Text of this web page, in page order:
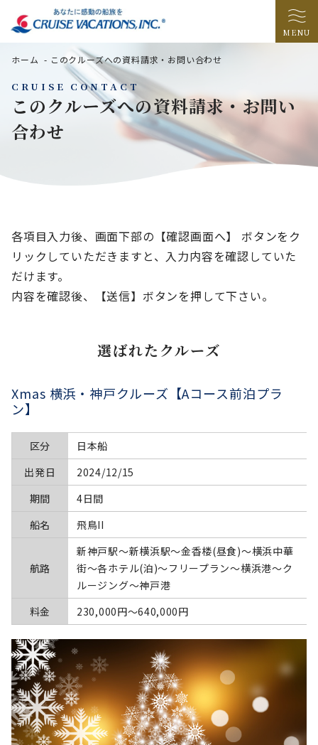
MENU
CRUISE CONTACT
このクルーズへの資料請求・お問い
合わせ
ホーム - このクルーズへの資料請求・お問い合わせ
各項目入力後、画面下部の【確認画面へ】 ボタンをク
リックしていただきますと、入力内容を確認していた
だけます。
内容を確認後、【送信】ボタンを押して下さい。
選ばれたクルーズ
Xmas 横浜・神戸クルーズ【Aコース前泊プラ
ン】
区分
日本船
出発日
2024/12/15
期間
4日間
船名
飛鳥II
航路
新神戸駅～新横浜駅～金香楼(昼食)～横浜中華
街～各ホテル(泊)～フリープラン～横浜港～ク
ルージング～神戸港
料金
230,000円〜640,000円